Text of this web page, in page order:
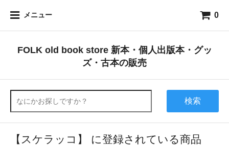
メニュー 0
FOLK old book store 新本・個人出版本・グッ
ズ・古本の販売
検索
【スケラッコ】 に登録されている商品